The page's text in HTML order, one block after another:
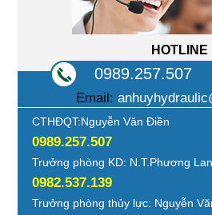
HOTLINE
0989.257.507
Email:
CTHĐQT:Nguyễn Văn Điền
0989.257.507
Trưởng phòng KD: N.T.Phương Lan
0982.537.139
Trưởng phòng thủy lực: Nguyễn